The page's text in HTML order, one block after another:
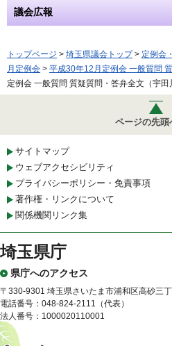
議会広報
トップページ > 埼玉県議会トップ> 定例会
月定例会 > 平成30年12月定例会 一般質問
定例会 一般質問 質疑質問・答弁全文（宇田
ページの先頭
サイトマップ
ウェブアクセシビリティ
プライバシーポリシー・免責事項
著作権・リンクについて
関係機関リンク集
埼玉県庁
県庁へのアクセス
〒330-9301 埼玉県さいたま市浦和区高砂三
電話番号：048-824-2111（代表）
法人番号：1000020110001